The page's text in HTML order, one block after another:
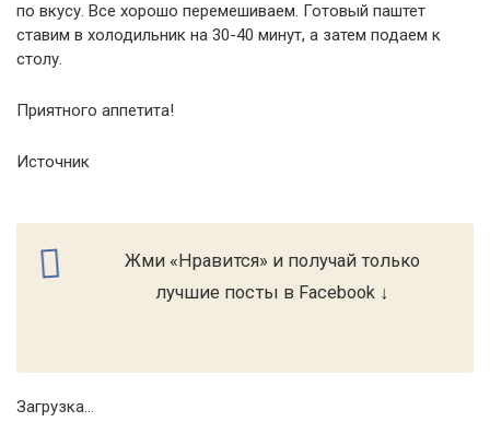
по вкусу. Все хорошо перемешиваем. Готовый паштет
ставим в холодильник на 30-40 минут, а затем подаем к
столу.
Приятного аппетита!
Источник
Жми «Нравится» и получай только
лучшие посты в Facebook ↓
Загрузка...